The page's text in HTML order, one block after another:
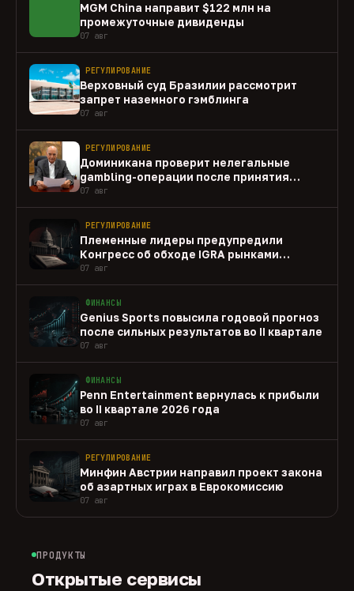
MGM China направит $122 млн на
промежуточные дивиденды
07 авг
РЕГУЛИРОВАНИЕ
Верховный суд Бразилии рассмотрит
запрет наземного гэмблинга
07 авг
РЕГУЛИРОВАНИЕ
Доминикана проверит нелегальные
gambling-операции после принятия
закона
07 авг
РЕГУЛИРОВАНИЕ
Племенные лидеры предупредили
Конгресс об обходе IGRA рынками
прогнозов
07 авг
ФИНАНСЫ
Genius Sports повысила годовой прогноз
после сильных результатов во II квартале
07 авг
ФИНАНСЫ
Penn Entertainment вернулась к прибыли
во II квартале 2026 года
07 авг
РЕГУЛИРОВАНИЕ
Минфин Австрии направил проект закона
об азартных играх в Еврокомиссию
07 авг
ПРОДУКТЫ
Открытые сервисы